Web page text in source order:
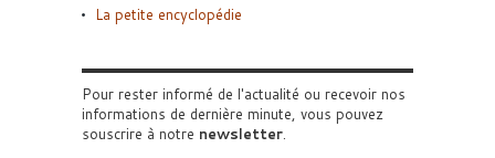
La petite encyclopédie
Pour rester informé de l'actualité ou recevoir nos
informations de dernière minute, vous pouvez
souscrire à notre newsletter.